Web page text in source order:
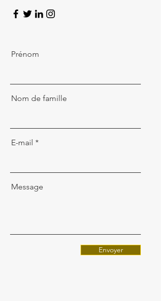
Prénom
Nom de famille
E-mail
Message
Envoyer